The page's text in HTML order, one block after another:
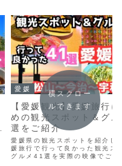
愛媛
【愛媛観光】愛媛旅行
めの観光スポット＆グ
選をご紹介
愛媛県の観光スポットを紹介し
媛旅行で行って良かった観光ス
グルメ41選を実際の映像でご紹
横スクロー
ルできます